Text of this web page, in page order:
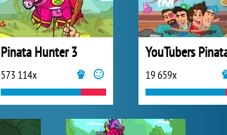
Pinata Hunter 3
573 114x 19 659x